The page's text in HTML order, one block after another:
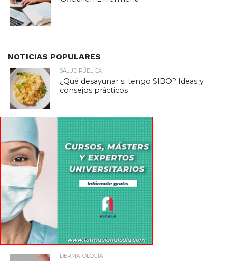
NOTICIAS POPULARES
SALUD PÚBLICA
¿Qué desayunar si tengo SIBO? Ideas y
consejos prácticos
DERMATOLOGÍA